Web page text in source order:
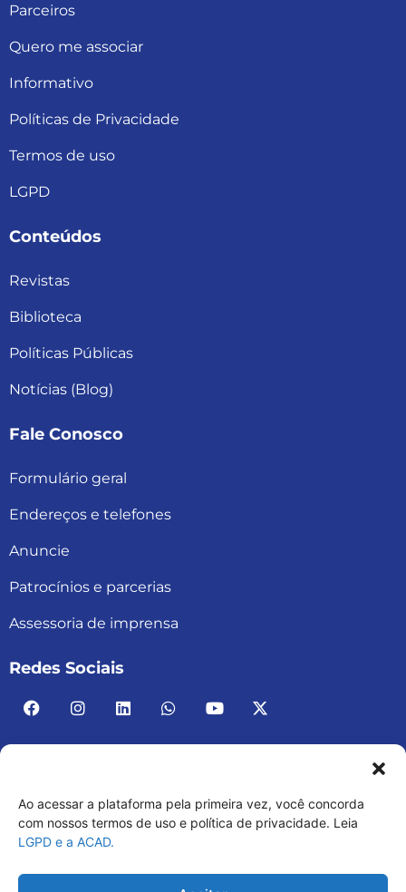
Ao acessar a plataforma pela primeira vez, você concorda
com nossos termos de uso e política de privacidade. Leia
LGPD e a ACAD.
Parceiros
Quero me associar
Informativo
Políticas de Privacidade
Termos de uso
LGPD
Conteúdos
Revistas
Biblioteca
Políticas Públicas
Notícias (Blog)
Fale Conosco
Formulário geral
Endereços e telefones
Anuncie
Patrocínios e parcerias
Assessoria de imprensa
Redes Sociais
ACAD BRASIL – ASSOCIAÇÃO BRASILEIRA DE